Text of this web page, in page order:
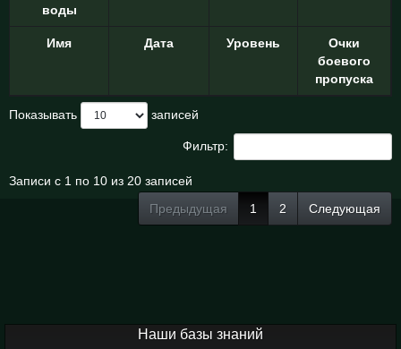
Имя Дата Уровень
Очки
боевого
пропуска
воды
Показывать записей
Фильтр:
Записи с 1 по 10 из 20 записей
Предыдущая
1 2 Следующая
Наши базы знаний